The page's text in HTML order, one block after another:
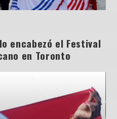
encabezó el Festival
en Toronto